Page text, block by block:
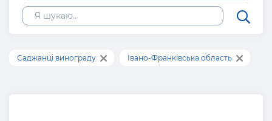
Саджанці винограду Івано-Франківська область